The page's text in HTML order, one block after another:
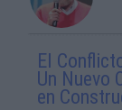
El
Un Nuevo
en